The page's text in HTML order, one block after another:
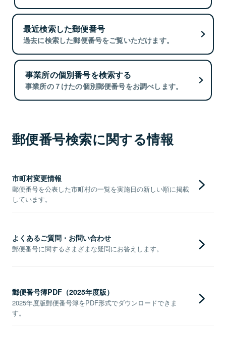
最近検索した郵便番号
過去に検索した郵便番号をご覧いただけます。
事業所の個別番号を検索する
事業所の７けたの個別郵便番号をお調べします。
郵便番号検索に関する情報
市町村変更情報
郵便番号を公表した市町村の一覧を実施日の新しい順に掲載
しています。
よくあるご質問・お問い合わせ
郵便番号に関するさまざまな疑問にお答えします。
郵便番号簿PDF（2025年度版）
2025年度版郵便番号簿をPDF形式でダウンロードできま
す。